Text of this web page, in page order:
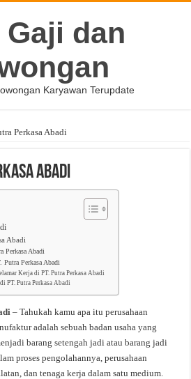
dan
Karyawan Terupdate
Perkasa Abadi
Abadi
Abadi
Perkasa Abadi
Putra Perkasa Abadi
Kerja di PT. Putra Perkasa Abadi
PT. Putra Perkasa Abadi
– Tahukah kamu apa itu perusahaan
adalah sebuah badan usaha yang
barang setengah jadi atau barang jadi
proses pengolahannya, perusahaan
dan tenaga kerja dalam satu medium.